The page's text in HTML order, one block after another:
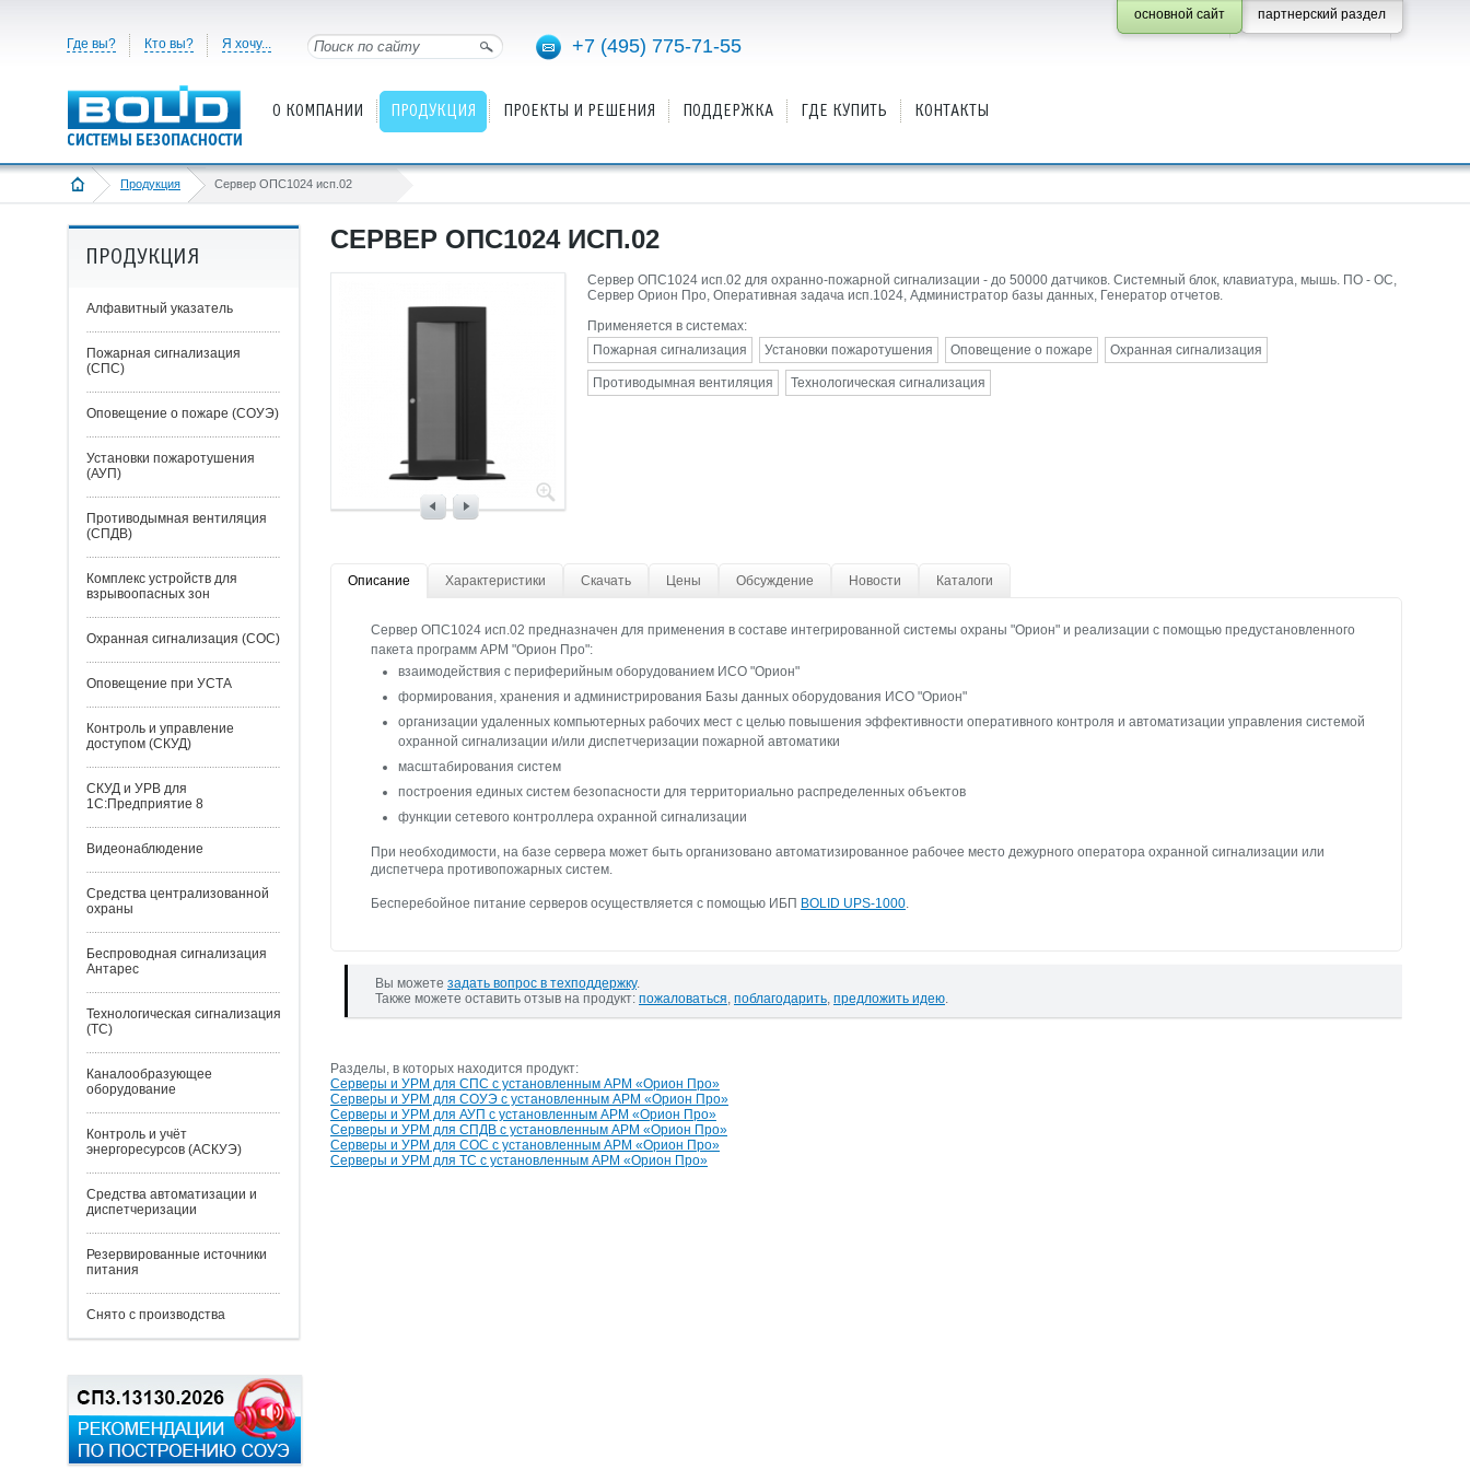
Где вы? Кто вы? Я хочу... +7 (495) 775-71-55
партнерский раздел
основной сайт
О КОМПАНИИ ПРОДУКЦИЯ ПРОЕКТЫ И РЕШЕНИЯ ПОДДЕРЖКА ГДЕ КУПИТЬ КОНТАКТЫ
Продукция Сервер ОПС1024 исп.02
ПРОДУКЦИЯ
Алфавитный указатель
Пожарная сигнализация
(СПС)
Оповещение о пожаре (СОУЭ)
Установки пожаротушения
(АУП)
Противодымная вентиляция
(СПДВ)
Комплекс устройств для
взрывоопасных зон
Охранная сигнализация (СОС)
Оповещение при УСТА
Контроль и управление
доступом (СКУД)
СКУД и УРВ для
1С:Предприятие 8
Видеонаблюдение
Средства централизованной
охраны
Беспроводная сигнализация
Антарес
Технологическая сигнализация
(ТС)
Каналообразующее
оборудование
Контроль и учёт
энергоресурсов (АСКУЭ)
Средства автоматизации и
диспетчеризации
Резервированные источники
питания
Снято с производства
СЕРВЕР ОПС1024 ИСП.02
Сервер ОПС1024 исп.02 для охранно-пожарной сигнализации - до 50000 датчиков. Системный блок, клавиатура, мышь. ПО - ОС,
Сервер Орион Про, Оперативная задача исп.1024, Администратор базы данных, Генератор отчетов.
Применяется в системах:
Пожарная сигнализация
Установки пожаротушения Оповещение о пожаре Охранная сигнализация
Противодымная вентиляция Технологическая сигнализация
Описание Характеристики Скачать Цены Обсуждение Новости Каталоги
Сервер ОПС1024 исп.02 предназначен для применения в составе интегрированной системы охраны "Орион" и реализации с помощью предустановленного
пакета программ АРМ "Орион Про":
взаимодействия с периферийным оборудованием ИСО "Орион"
формирования, хранения и администрирования Базы данных оборудования ИСО "Орион"
организации удаленных компьютерных рабочих мест с целью повышения эффективности оперативного контроля и автоматизации управления системой
охранной сигнализации и/или диспетчеризации пожарной автоматики
масштабирования систем
построения единых систем безопасности для территориально распределенных объектов
функции сетевого контроллера охранной сигнализации
При необходимости, на базе сервера может быть организовано автоматизированное рабочее место дежурного оператора охранной сигнализации или
диспетчера противопожарных систем.
Бесперебойное питание серверов осуществляется с помощью ИБП BOLID UPS-1000.
Вы можете задать вопрос в техподдержку.
Также можете оставить отзыв на продукт: пожаловаться, поблагодарить, предложить идею.
Разделы, в которых находится продукт:
Серверы и УРМ для СПС с установленным АРМ «Орион Про»
Серверы и УРМ для СОУЭ с установленным АРМ «Орион Про»
Серверы и УРМ для АУП с установленным АРМ «Орион Про»
Серверы и УРМ для СПДВ с установленным АРМ «Орион Про»
Серверы и УРМ для СОС с установленным АРМ «Орион Про»
Серверы и УРМ для ТС с установленным АРМ «Орион Про»